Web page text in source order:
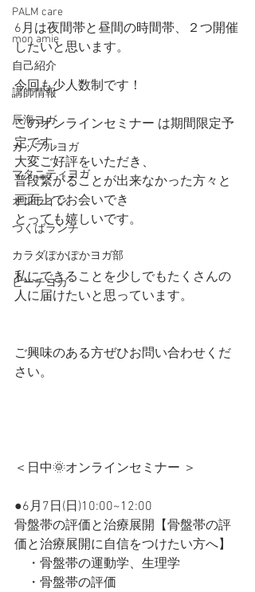
PALM care
mon amie
自己紹介
講師情報
辰海ヨガ
カップルヨガ
マタニティヨガ
オンライン
つくばランチ
カラダぽかぽかヨガ部
ビーチヨガ
6月は夜間帯と昼間の時間帯、２つ開催
したいと思います。
今回も少人数制です！
このオンラインセミナー は期間限定予
定です。
大変ご好評をいただき、
普段繋がることが出来なかった方々と
画面上でお会いでき
とっても嬉しいです。
私にできることを少しでもたくさんの
人に届けたいと思っています。
ご興味のある方ぜひお問い合わせくだ
さい。
＜日中🌞オンラインセミナー ＞
●6月7日(日)10:00~12:00
骨盤帯の評価と治療展開【骨盤帯の評
価と治療展開に自信をつけたい方へ】
・骨盤帯の運動学、生理学
・骨盤帯の評価